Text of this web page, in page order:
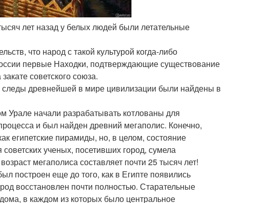
лет назад у белых людей были летательные
что народ с такой культурой когда-либо
первые Находки, подтверждающие существование
советского союза.
древнейшей в мире цивилизации были найдены в
Урале начали разрабатывать котлованы для
и был найден древний мегаполис. Конечно,
египетские пирамиды, но, в целом, состояние
ученых, посетивших город, сумела
мегаполиса составляет почти 25 тысяч лет!
построен еще до того, как в Египте появились
восстановлен почти полностью. Старательные
в каждом из которых было центральное